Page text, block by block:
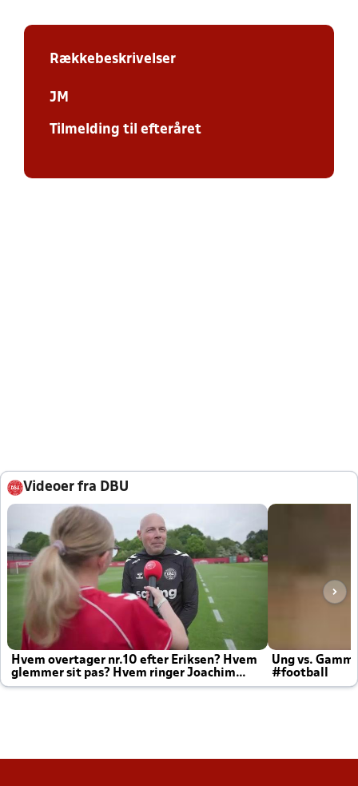
Rækkebeskrivelser
JM
Tilmelding til efteråret
Videoer fra DBU
Hvem overtager nr.10 efter Eriksen? Hvem
glemmer sit pas? Hvem ringer Joachim
altid til efter kampe?
Ung vs.
#football